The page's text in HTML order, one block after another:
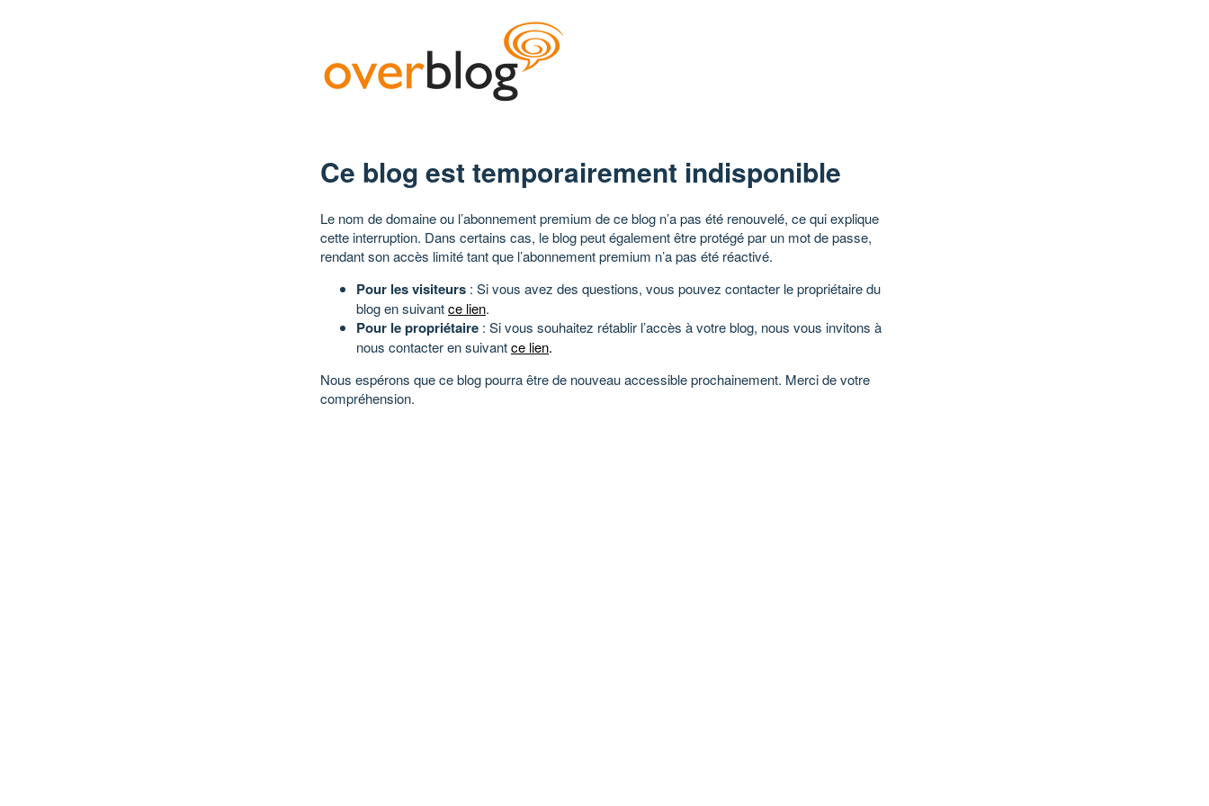
Ce blog est temporairement indisponible
Le nom de domaine ou l’abonnement premium de ce blog n’a pas été renouvelé, ce qui explique
cette interruption. Dans certains cas, le blog peut également être protégé par un mot de passe,
rendant son accès limité tant que l’abonnement premium n’a pas été réactivé.
Pour les visiteurs : Si vous avez des questions, vous pouvez contacter le propriétaire du
blog en suivantce lien.
Pour le propriétaire : Si vous souhaitez rétablir l’accès à votre blog, nous vous invitons à
nous contacter en suivantce lien.
Nous espérons que ce blog pourra être de nouveau accessible prochainement. Merci de votre
compréhension.